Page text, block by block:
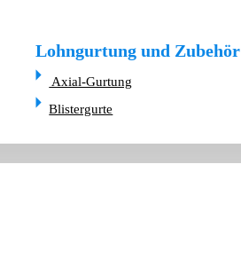
Lohngurtung und Zubehör
Axial-Gurtung
Blistergurte